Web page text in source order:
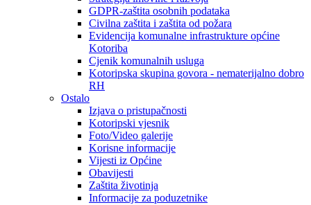
GDPR-zaštita osobnih podataka
Civilna zaštita i zaštita od požara
Evidencija komunalne infrastrukture općine
Kotoriba
Cjenik komunalnih usluga
Kotoripska skupina govora - nematerijalno dobro
RH
Ostalo
Izjava o pristupačnosti
Kotoripski vjesnik
Foto/Video galerije
Korisne informacije
Vijesti iz Općine
Obavijesti
Zaštita životinja
Informacije za poduzetnike